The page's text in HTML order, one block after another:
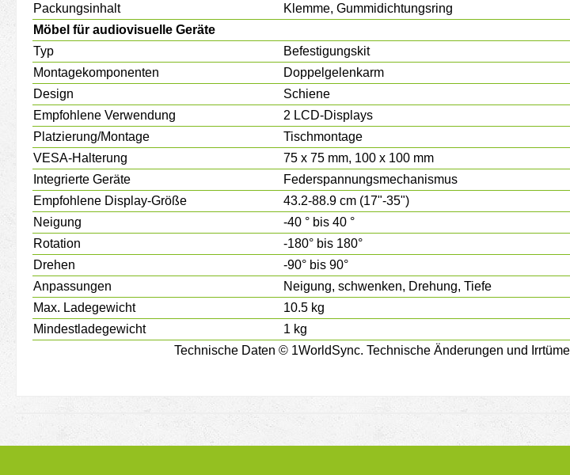
Packungsinhalt
Klemme, Gummidichtungsring
Möbel für audiovisuelle Geräte
Typ
Befestigungskit
Montagekomponenten
Doppelgelenkarm
Design
Schiene
Empfohlene Verwendung
2 LCD-Displays
Platzierung/Montage
Tischmontage
VESA-Halterung
75 x 75 mm, 100 x 100 mm
Integrierte Geräte
Federspannungsmechanismus
Empfohlene Display-Größe
43.2-88.9 cm (17"-35")
Neigung
-40 ° bis 40 °
Rotation
-180° bis 180°
Drehen
-90° bis 90°
Anpassungen
Neigung, schwenken, Drehung, Tiefe
Max. Ladegewicht
10.5 kg
Mindestladegewicht
1 kg
Technische Daten © 1WorldSync. Technische Änderungen und